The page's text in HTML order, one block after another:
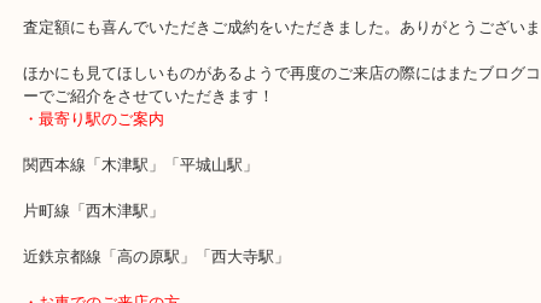
年末に向けていらないものを整理しているようで偶然買うことがで
ットをお持ちいただきました。
査定額にも喜んでいただきご成約をいただきました。ありがとうご
ほかにも見てほしいものがあるようで再度のご来店の際にはまたブ
ーでご紹介をさせていただきます！
・最寄り駅のご案内